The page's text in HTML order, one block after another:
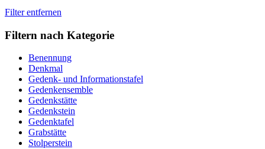
Filter entfernen
Filtern nach Kategorie
Benennung
Denkmal
Gedenk- und Informationstafel
Gedenkensemble
Gedenkstätte
Gedenkstein
Gedenktafel
Grabstätte
Stolperstein